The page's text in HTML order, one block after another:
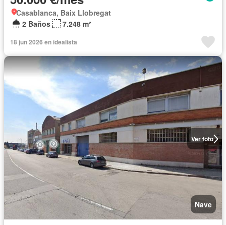
Casablanca, Baix Llobregat
2 Baños
7.248 m²
18 jun 2026 en idealista
Ver foto
Nave